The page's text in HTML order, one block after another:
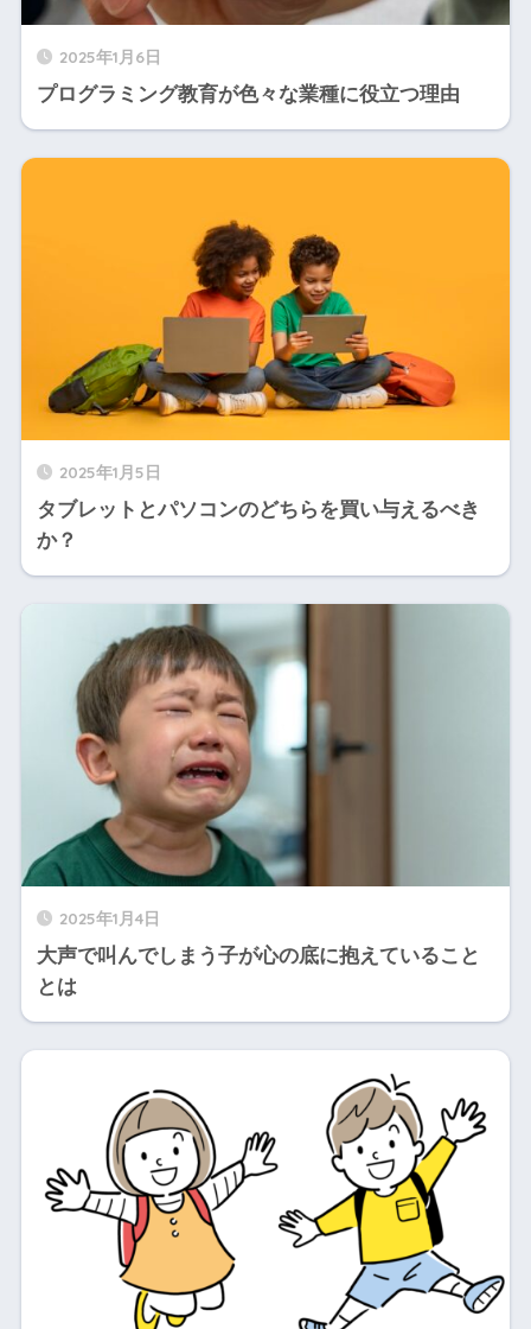
2025年1月6日
プログラミング教育が色々な業種に役立つ理由
2025年1月5日
タブレットとパソコンのどちらを買い与えるべき
か？
2025年1月4日
大声で叫んでしまう子が心の底に抱えていること
とは